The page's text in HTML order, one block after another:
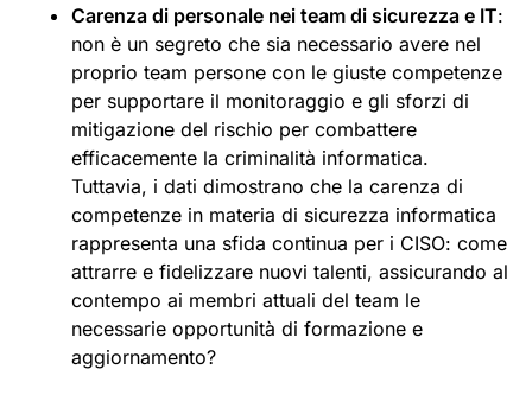
Carenza di personale nei team di sicurezza e IT:
non è un segreto che sia necessario avere nel
proprio team persone con le giuste competenze
per supportare il monitoraggio e gli sforzi di
mitigazione del rischio per combattere
efficacemente la criminalità informatica.
Tuttavia, i dati dimostrano che la carenza di
competenze in materia di sicurezza informatica
rappresenta una sfida continua per i CISO: come
attrarre e fidelizzare nuovi talenti, assicurando al
contempo ai membri attuali del team le
necessarie opportunità di formazione e
aggiornamento?